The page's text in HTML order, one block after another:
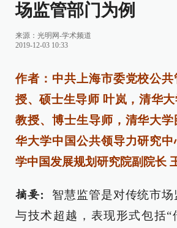
场监管部门为例
来源： 光明网-学术频道
2019-12-03 10:33
作者：中共上海市委党校公
授、硕士生导师 叶岚，清华
教授、博士生导师，清华大
华大学中国公共领导力研究
学中国发展规划研究院副院长
摘要： 智慧监管是对传统市
与技术超越，表现形式包括“